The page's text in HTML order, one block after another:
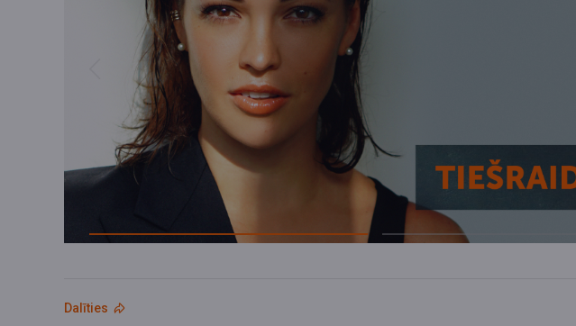
Previous
Dalīties